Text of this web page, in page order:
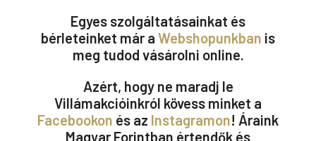
Egyes szolgáltatásainkat és
bérleteinket már a Webshopunkban is
meg tudod vásárolni online.
Azért, hogy ne maradj le
Villámakcióinkról kövess minket a
Facebookon és az Instagramon! Áraink
Magyar Forintban értendők és